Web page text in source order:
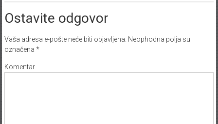
Ostavite odgovor
Vaša adresa e-pošte neće biti objavljena. Neophodna polja su
označena *
Komentar